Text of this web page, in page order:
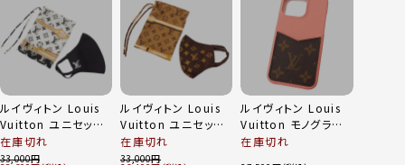
ルイヴィトン Louis
Vuitton ユニセック
ス マスクマイユ マス
クカバー ポリアミド
在庫切れ
33,000
ルイヴィトン Louis
Vuitton ユニセック
ス モノグラム マスク
マイユ マスクカバー
在庫切れ
33,000
ルイヴィトン Louis
Vuitton モノグラム
IPHONE CASE アイ
在庫切れ